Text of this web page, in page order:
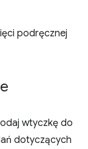
podręcznej
wtyczkę do
dotyczących